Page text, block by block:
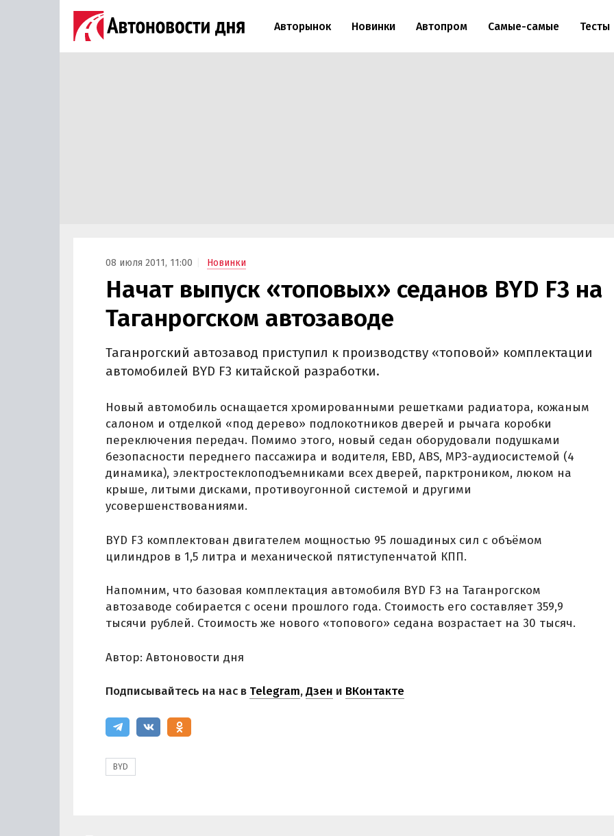
Авторынок Новинки Автопром Самые-самые Тесты
08 июля 2011, 11:00 Новинки
Начат выпуск «топовых» седанов BYD F3 на
Таганрогском автозаводе
Таганрогский автозавод приступил к производству «топовой» комплектации
автомобилей BYD F3 китайской разработки.
Новый автомобиль оснащается хромированными решетками радиатора, кожаным
салоном и отделкой «под дерево» подлокотников дверей и рычага коробки
переключения передач. Помимо этого, новый седан оборудовали подушками
безопасности переднего пассажира и водителя, EBD, ABS, MP3-аудиосистемой (4
динамика), электростеклоподъемниками всех дверей, парктроником, люком на
крыше, литыми дисками, противоугонной системой и другими
усовершенствованиями.
BYD F3 комплектован двигателем мощностью 95 лошадиных сил с объёмом
цилиндров в 1,5 литра и механической пятиступенчатой КПП.
Напомним, что базовая комплектация автомобиля BYD F3 на Таганрогском
автозаводе собирается с осени прошлого года. Стоимость его составляет 359,9
тысячи рублей. Стоимость же нового «топового» седана возрастает на 30 тысяч.
Автор: Автоновости дня
Подписывайтесь на нас в Telegram,Дзен и ВКонтакте
BYD